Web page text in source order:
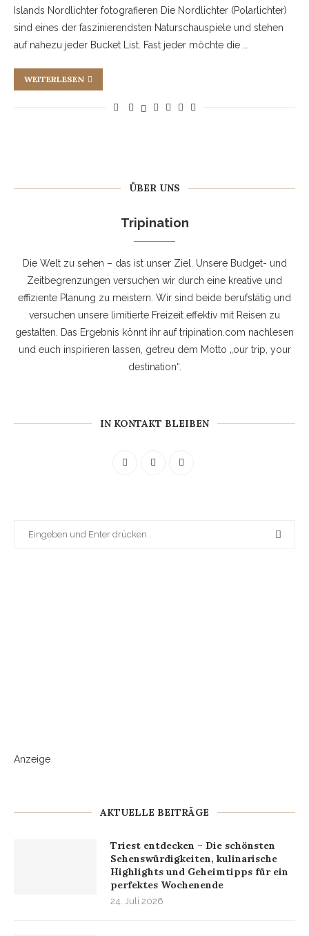
Islands Nordlichter fotografieren Die Nordlichter (Polarlichter)
sind eines der faszinierendsten Naturschauspiele und stehen
auf nahezu jeder Bucket List. Fast jeder möchte die …
WEITERLESEN
ÜBER UNS
Tripination
Die Welt zu sehen – das ist unser Ziel. Unsere Budget- und
Zeitbegrenzungen versuchen wir durch eine kreative und
effiziente Planung zu meistern. Wir sind beide berufstätig und
versuchen unsere limitierte Freizeit effektiv mit Reisen zu
gestalten. Das Ergebnis könnt ihr auf tripination.com nachlesen
und euch inspirieren lassen, getreu dem Motto „our trip, your
destination“.
IN KONTAKT BLEIBEN
Anzeige
AKTUELLE BEITRÄGE
Triest entdecken – Die schönsten
Sehenswürdigkeiten, kulinarische
Highlights und Geheimtipps für ein
perfektes Wochenende
24. Juli 2026